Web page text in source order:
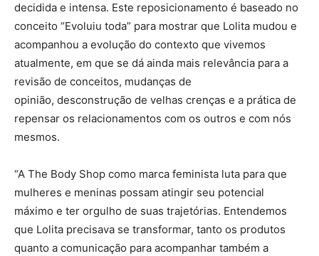
decidida e intensa. Este reposicionamento é baseado no
conceito “Evoluiu toda” para mostrar que Lolita mudou e
acompanhou a evolução do contexto que vivemos
atualmente, em que se dá ainda mais relevância para a
revisão de conceitos, mudanças de
opinião, desconstrução de velhas crenças e a prática de
repensar os relacionamentos com os outros e com nós
mesmos.
“A The Body Shop como marca feminista luta para que
mulheres e meninas possam atingir seu potencial
máximo e ter orgulho de suas trajetórias. Entendemos
que Lolita precisava se transformar, tanto os produtos
quanto a comunicação para acompanhar também a